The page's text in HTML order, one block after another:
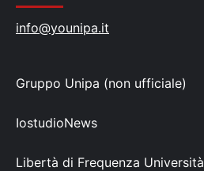
info@younipa.it
Gruppo Unipa (non ufficiale)
IostudioNews
Libertà di Frequenza Università